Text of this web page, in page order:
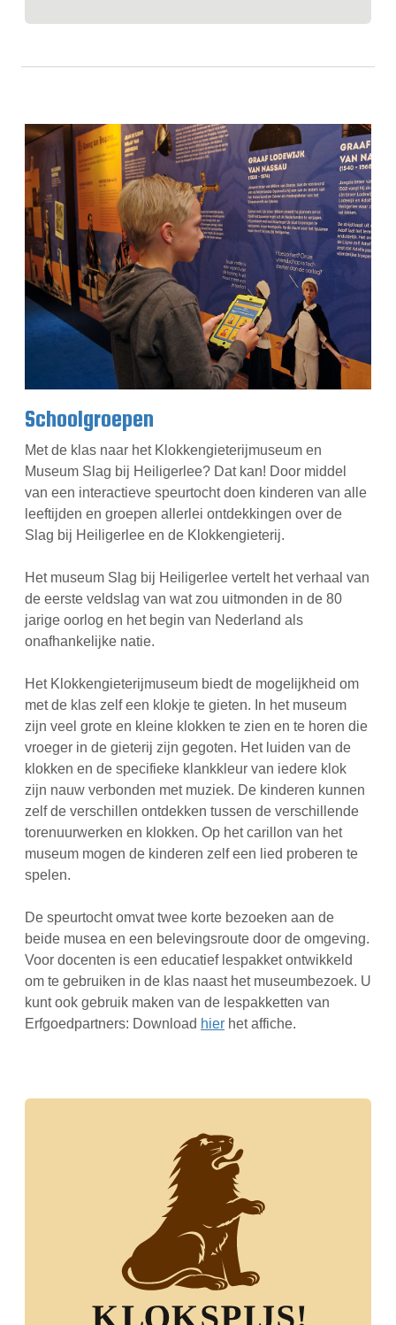
Schoolgroepen
Met de klas naar het Klokkengieterijmuseum en
Museum Slag bij Heiligerlee? Dat kan! Door middel
van een interactieve speurtocht doen kinderen van alle
leeftijden en groepen allerlei ontdekkingen over de
Slag bij Heiligerlee en de Klokkengieterij.
Het museum Slag bij Heiligerlee vertelt het verhaal van
de eerste veldslag van wat zou uitmonden in de 80
jarige oorlog en het begin van Nederland als
onafhankelijke natie.
Het Klokkengieterijmuseum biedt de mogelijkheid om
met de klas zelf een klokje te gieten. In het museum
zijn veel grote en kleine klokken te zien en te horen die
vroeger in de gieterij zijn gegoten. Het luiden van de
klokken en de specifieke klankkleur van iedere klok
zijn nauw verbonden met muziek. De kinderen kunnen
zelf de verschillen ontdekken tussen de verschillende
torenuurwerken en klokken. Op het carillon van het
museum mogen de kinderen zelf een lied proberen te
spelen.
De speurtocht omvat twee korte bezoeken aan de
beide musea en een belevingsroute door de omgeving.
Voor docenten is een educatief lespakket ontwikkeld
om te gebruiken in de klas naast het museumbezoek. U
kunt ook gebruik maken van de lespakketten van
Erfgoedpartners: Download hier het affiche.